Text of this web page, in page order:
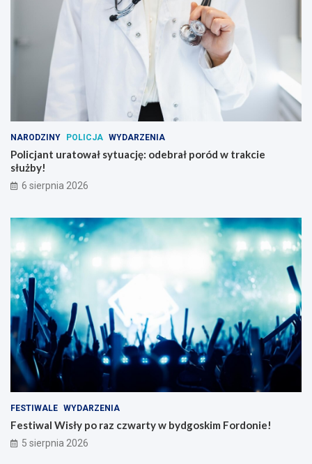
NARODZINY POLICJA WYDARZENIA
Policjant uratował sytuację: odebrał poród w trakcie
służby!
6 sierpnia 2026
FESTIWALE WYDARZENIA
Festiwal Wisły po raz czwarty w bydgoskim Fordonie!
5 sierpnia 2026